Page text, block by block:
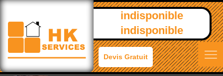
indisponible
indisponible
Devis Gratuit